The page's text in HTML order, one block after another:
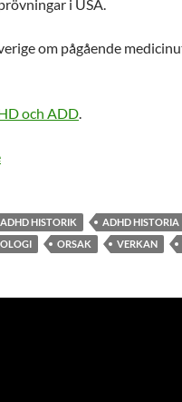
i USA.
om pågående
och ADD.
ADHD HISTORIK
ADHD HISTORIA
ORSAK VERKAN